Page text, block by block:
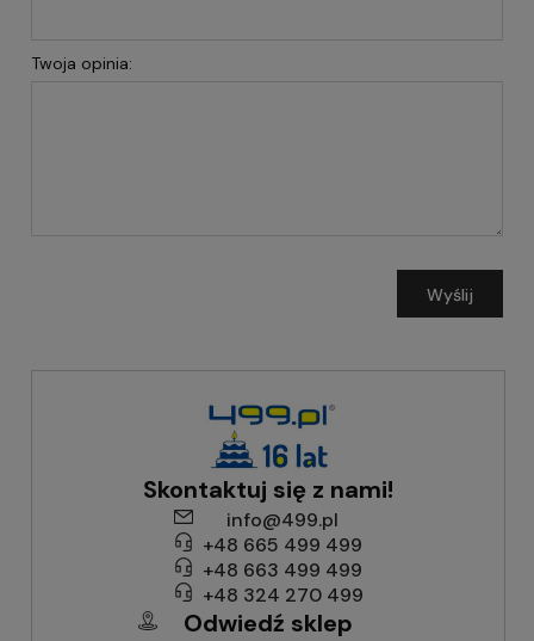
Twoja opinia:
Wyślij
Skontaktuj się z nami!
info@499.pl
+48 665 499 499
+48 663 499 499
+48 324 270 499
Odwiedź sklep